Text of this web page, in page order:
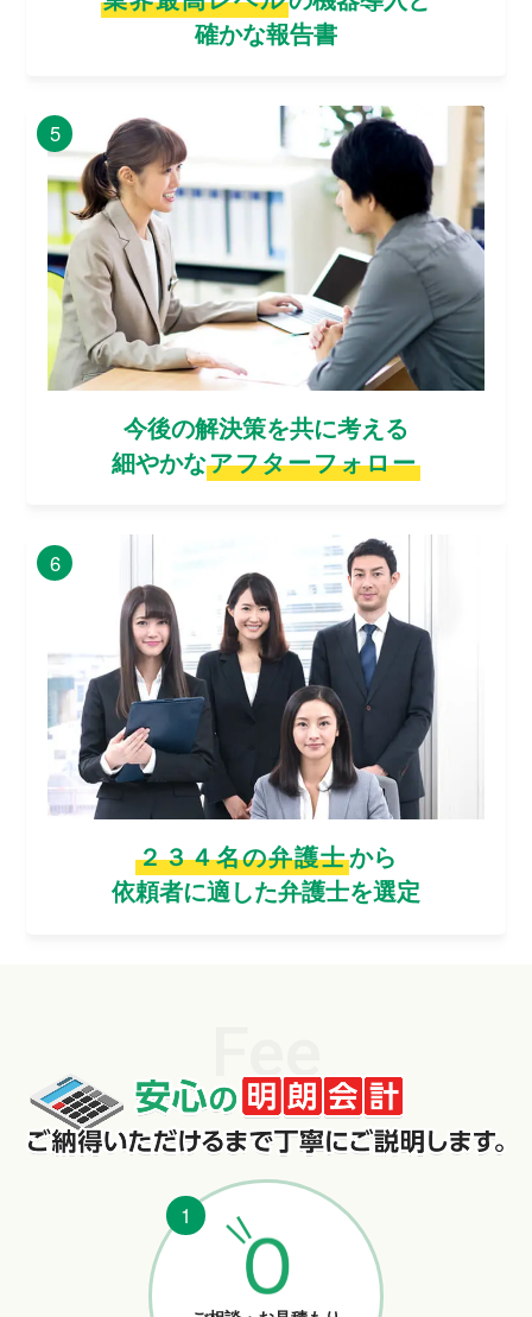
確かな報告書
5
今後の解決策を共に考える
細やかなアフターフォロー
6
２３４名の弁護士から
依頼者に適した弁護士を選定